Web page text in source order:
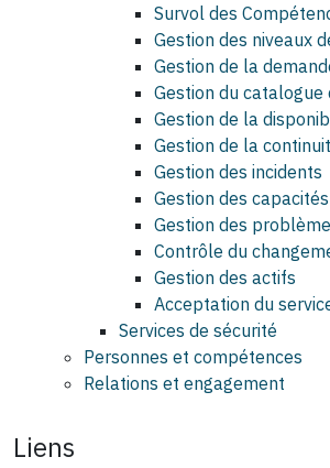
Survol des
Gestion des niveaux
Gestion de la
Gestion du catalogue
Gestion de la
Gestion de la
Gestion des incidents
Gestion des capacités
Gestion des
Contrôle du
Gestion des actifs
Acceptation du
Services de sécurité
Personnes et compétences
Relations et engagement
Liens